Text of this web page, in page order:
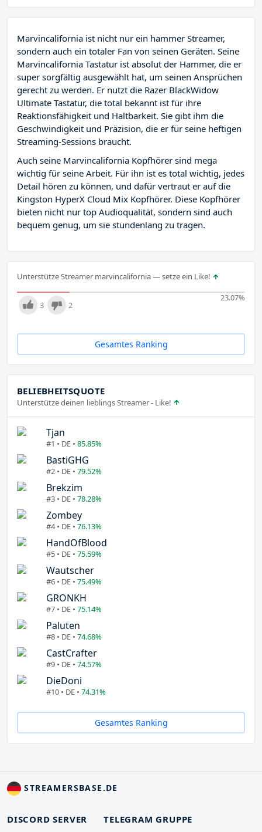
Marvincalifornia ist nicht nur ein hammer Streamer,
sondern auch ein totaler Fan von seinen Geräten. Seine
Marvincalifornia Tastatur ist absolut der Hammer, die er
super sorgfältig ausgewählt hat, um seinen Ansprüchen
gerecht zu werden. Er nutzt die Razer BlackWidow
Ultimate Tastatur, die total bekannt ist für ihre
Reaktionsfähigkeit und Haltbarkeit. Sie gibt ihm die
Geschwindigkeit und Präzision, die er für seine heftigen
Streaming-Sessions braucht.
Auch seine Marvincalifornia Kopfhörer sind mega
wichtig für seine Arbeit. Für ihn ist es total wichtig, jedes
Detail hören zu können, und dafür vertraut er auf die
Kingston HyperX Cloud Mix Kopfhörer. Diese Kopfhörer
bieten nicht nur top Audioqualität, sondern sind auch
bequem genug, um sie stundenlang zu tragen.
Unterstütze Streamer marvincalifornia — setze ein Like!
23.07%
3 2
Gesamtes Ranking
BELIEBHEITSQUOTE
Unterstütze deinen lieblings Streamer - Like!
Tjan
#1 • DE • 85.85%
BastiGHG
#2 • DE • 79.52%
Brekzim
#3 • DE • 78.28%
Zombey
#4 • DE • 76.13%
HandOfBlood
#5 • DE • 75.59%
Wautscher
#6 • DE • 75.49%
GRONKH
#7 • DE • 75.14%
Paluten
#8 • DE • 74.68%
CastCrafter
#9 • DE • 74.57%
DieDoni
#10 • DE • 74.31%
Gesamtes Ranking
STREAMERSBASE.DE
DISCORD SERVER TELEGRAM GRUPPE